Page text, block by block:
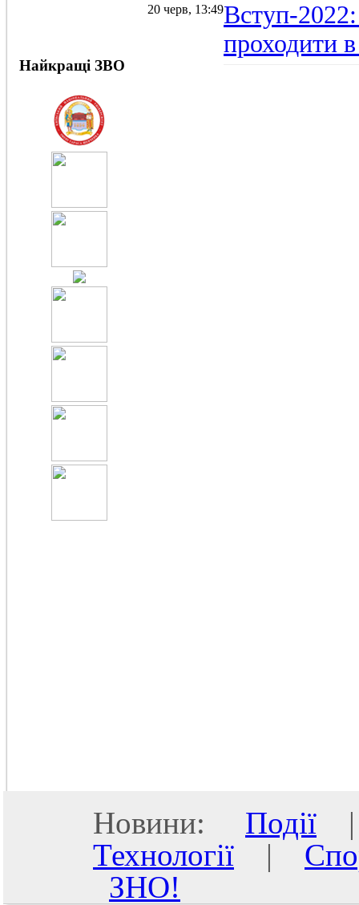
20 черв, 13:49Вступ-
проходити в
Найкращі ЗВО
Новини: Події
Технології |
ЗНО!